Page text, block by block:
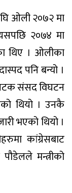
ओली २०७२ मा
२०७४ मा
थिए । ओलीका
पनि बन्यो ।
संसद विघटन
थियो । उनकै
भएको थियो ।
कांग्रेसबाट
मन्त्रीको